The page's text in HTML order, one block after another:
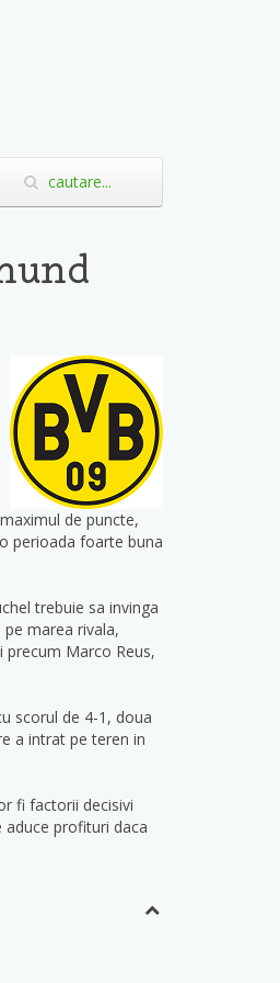
de puncte,
perioada foarte buna
trebuie sa invinga
marea rivala,
Marco Reus,
scorul de 4-1, doua
a intrat pe teren in
fi factorii decisivi
aduce profituri daca